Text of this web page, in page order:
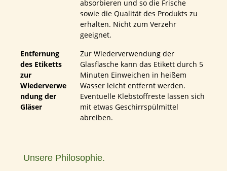
absorbieren und so die Frische
sowie die Qualität des Produkts zu
erhalten. Nicht zum Verzehr
geeignet.
Entfernung
des Etiketts
zur
Wiederverwe
ndung der
Gläser
Zur Wiederverwendung der
Glasflasche kann das Etikett durch 5
Minuten Einweichen in heißem
Wasser leicht entfernt werden.
Eventuelle Klebstoffreste lassen sich
mit etwas Geschirrspülmittel
abreiben.
Unsere Philosophie.